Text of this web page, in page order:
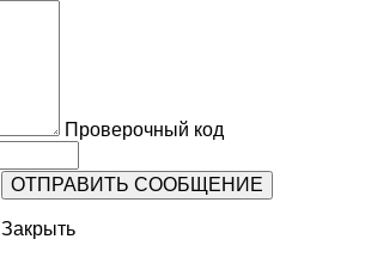
Проверочный код
Закрыть